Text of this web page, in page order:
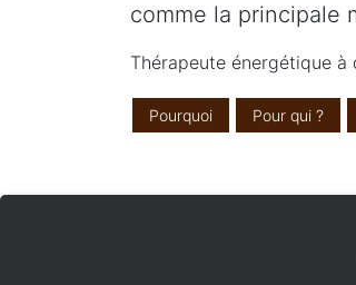
comme la principale
Thérapeute énergétique à
Pourquoi Pour qui ?